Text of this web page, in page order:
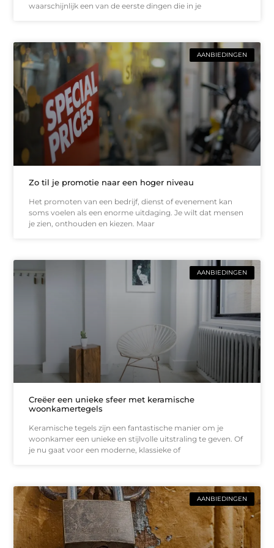
waarschijnlijk een van de eerste dingen die in je
AANBIEDINGEN
Zo til je promotie naar een hoger niveau
Het promoten van een bedrijf, dienst of evenement kan
soms voelen als een enorme uitdaging. Je wilt dat mensen
je zien, onthouden en kiezen. Maar
AANBIEDINGEN
Creëer een unieke sfeer met keramische
woonkamertegels
Keramische tegels zijn een fantastische manier om je
woonkamer een unieke en stijlvolle uitstraling te geven. Of
je nu gaat voor een moderne, klassieke of
AANBIEDINGEN